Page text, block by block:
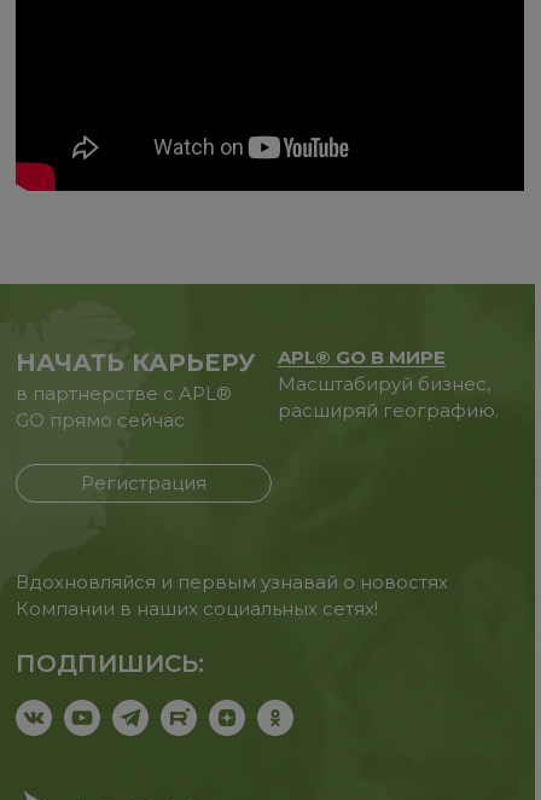
НАЧАТЬ КАРЬЕРУ
в партнерстве с APL®
GO прямо сейчас
Регистрация
APL® GO В МИРЕ
Масштабируй бизнес,
расширяй географию.
Вдохновляйся и первым узнавай о новостях
Компании в наших социальных сетях!
ПОДПИШИСЬ: